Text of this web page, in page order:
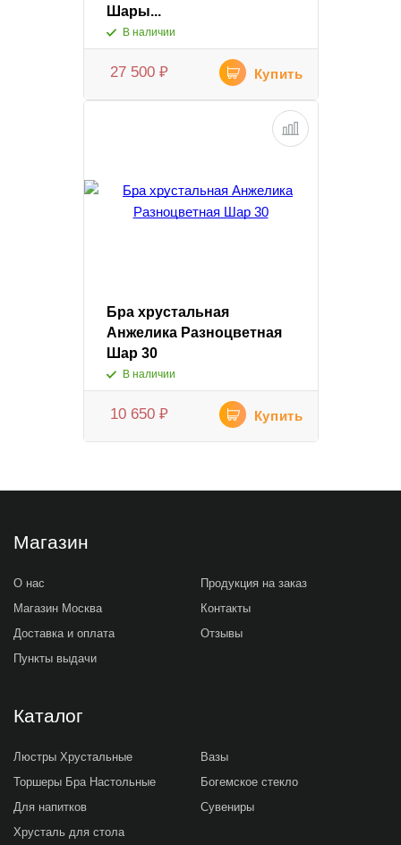
Шары...
В наличии
27 500 ₽ Купить
Бра хрустальная
Анжелика Разноцветная
Шар 30
В наличии
10 650 ₽ Купить
Магазин
О нас
Магазин Москва
Доставка и оплата
Пункты выдачи
Продукция на заказ
Контакты
Отзывы
Каталог
Люстры Хрустальные
Торшеры Бра Настольные
Для напитков
Хрусталь для стола
Вазы
Богемское стекло
Сувениры